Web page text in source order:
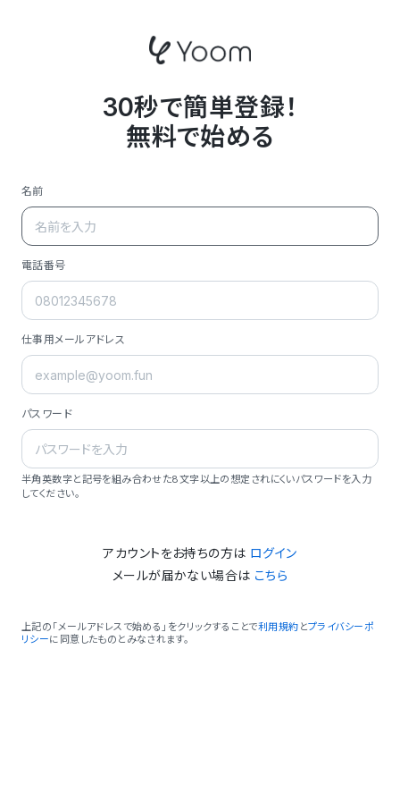
30秒で簡単登録！
無料で始める
名前
電話番号
仕事用メールアドレス
パスワード
半角英数字と記号を組み合わせた8文字以上の想定されにくいパスワードを入力
してください。
アカウントをお持ちの方は ログイン
メールが届かない場合は こちら
上記の「メールアドレスで始める」をクリックすることで利用規約 とプライバシーポ
リシーに同意したものとみなされます。